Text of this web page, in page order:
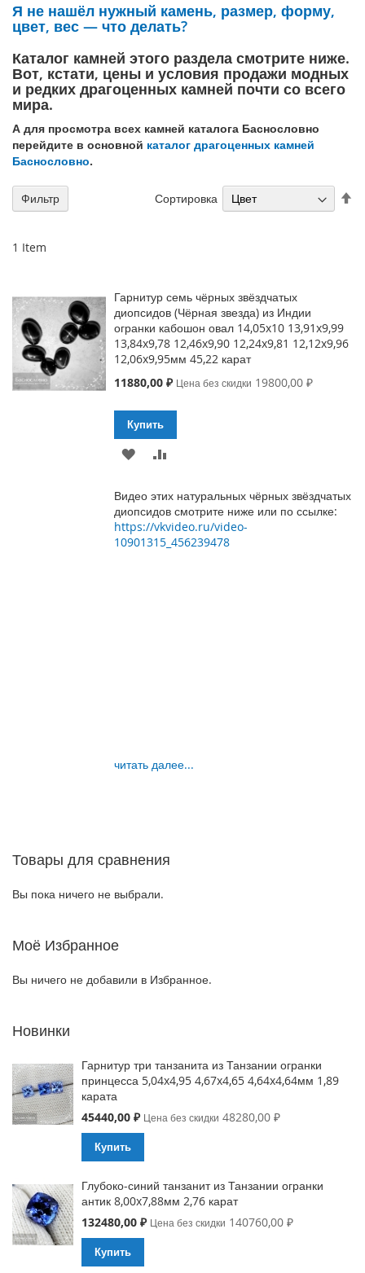
Я не нашёл нужный камень, размер, форму,
цвет, вес — что делать?
Каталог камней этого раздела смотрите ниже.
Вот, кстати, цены и условия продажи модных
и редких драгоценных камней почти со всего
мира.
А для просмотра всех камней каталога Баснословно
перейдите в основной каталог драгоценных камней
Баснословно.
1 Item
Сортировка
Гарнитур семь чёрных звёздчатых
диопсидов (Чёрная звезда) из Индии
огранки кабошон овал 14,05x10 13,91x9,99
13,84x9,78 12,46x9,90 12,24x9,81 12,12x9,96
12,06x9,95мм 45,22 карат
Special
11880,00 ₽ Цена без скидки 19800,00 ₽
Купить
В
Видео этих натуральных чёрных звёздчатых
диопсидов смотрите ниже или по ссылке:
https://vkvideo.ru/video-
10901315_456239478
читать далее...
Фильтр
Товары для сравнения
Вы пока ничего не выбрали.
Моё Избранное
Вы ничего не добавили в Избранное.
Новинки
Гарнитур три танзанита из Танзании огранки
принцесса 5,04x4,95 4,67x4,65 4,64x4,64мм 1,89
карата
Special
45440,00 ₽ Цена без скидки 48280,00 ₽
Купить
Глубоко-синий танзанит из Танзании огранки
антик 8,00x7,88мм 2,76 карат
Special
132480,00 ₽ Цена без скидки 140760,00 ₽
Купить